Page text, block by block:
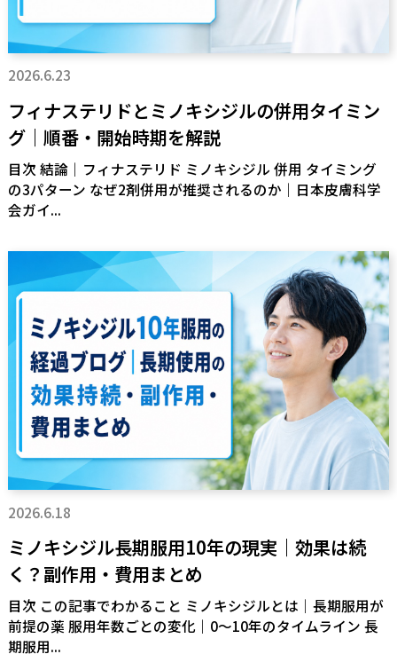
2026.6.23
フィナステリドとミノキシジルの併用タイミン
グ｜順番・開始時期を解説
目次 結論｜フィナステリド ミノキシジル 併用 タイミング
の3パターン なぜ2剤併用が推奨されるのか｜日本皮膚科学
会ガイ...
2026.6.18
ミノキシジル長期服用10年の現実｜効果は続
く？副作用・費用まとめ
目次 この記事でわかること ミノキシジルとは｜長期服用が
前提の薬 服用年数ごとの変化｜0〜10年のタイムライン 長
期服用...